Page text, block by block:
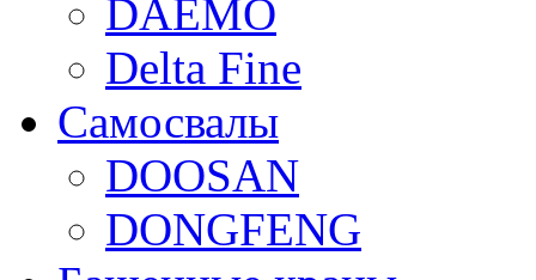
DAEMO
Delta Fine
Самосвалы
DOOSAN
DONGFENG